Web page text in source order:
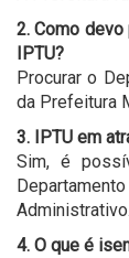
2. Como
IPTU?
Procurar o
da Prefeitura
3. IPTU em
Sim, é
Administrativo.
4. O que é